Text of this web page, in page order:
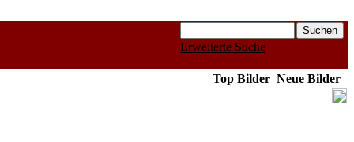
Erweiterte Suche
Top Bilder Neue Bilder